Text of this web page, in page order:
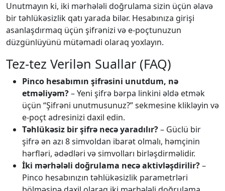
Unutmayın ki, iki mərhələli doğrulama sizin üçün əlavə
bir təhlükəsizlik qatı yarada bilər. Hesabınıza girişi
asanlaşdırmaq üçün şifrənizi və e-poçtunuzun
düzgünlüyünü mütəmadi olaraq yoxlayın.
Tez-tez Verilən Suallar (FAQ)
Pinco hesabımın şifrəsini unutdum, nə
etməliyəm?– Yeni şifrə bərpa linkini əldə etmək
üçün “Şifrəni unutmusunuz?” sekmesine klikləyin və
e-poçt adresinizi daxil edin.
Təhlükəsiz bir şifrə necə yaradılır?– Güclü bir
şifrə ən azı 8 simvoldan ibarət olmalı, həmçinin
hərfləri, ədədləri və simvolları birləşdirməlidir.
İki mərhələli doğrulama necə aktivləşdirilir?–
Pinco hesabınızın təhlükəsizlik parametrləri